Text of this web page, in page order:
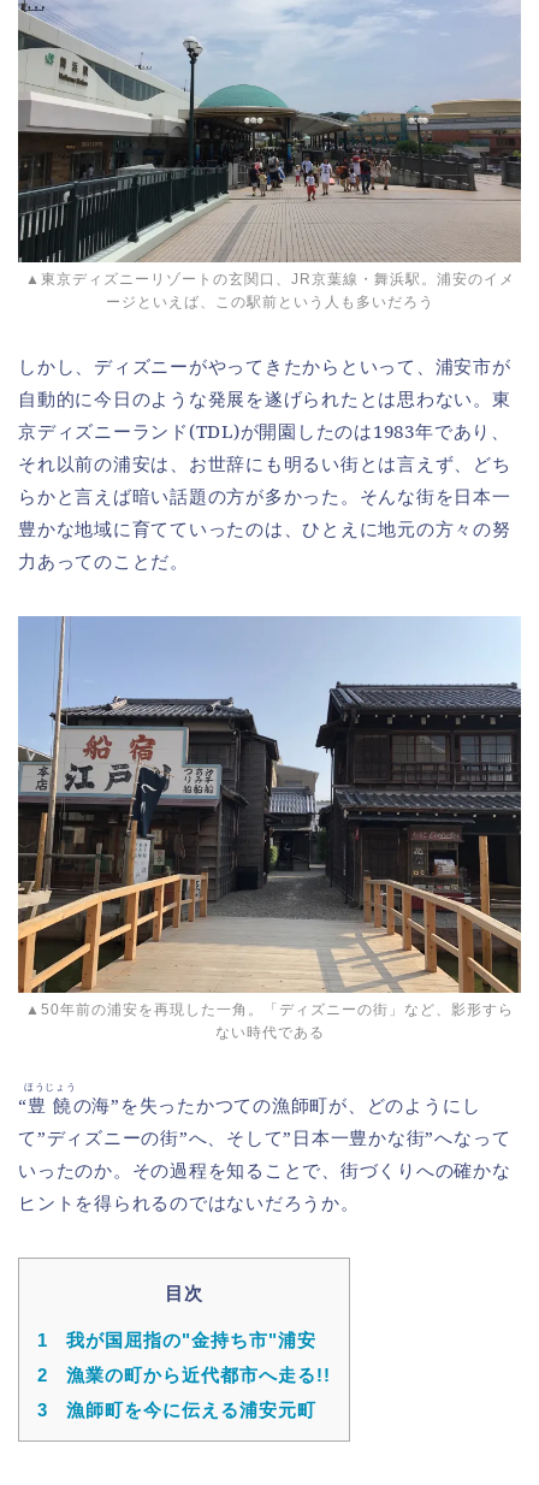
▲東京ディズニーリゾートの玄関口、JR京葉線・舞浜駅。浦安のイメ
ージといえば、この駅前という人も多いだろう
しかし、ディズニーがやってきたからといって、浦安市が
自動的に今日のような発展を遂げられたとは思わない。東
京ディズニーランド(TDL)が開園したのは1983年であり、
それ以前の浦安は、お世辞にも明るい街とは言えず、どち
らかと言えば暗い話題の方が多かった。そんな街を日本一
豊かな地域に育てていったのは、ひとえに地元の方々の努
力あってのことだ。
▲50年前の浦安を再現した一角。「ディズニーの街」など、影形すら
ない時代である
“豊饒
ほうじょう
の海”を失ったかつての漁師町が、どのようにし
て”ディズニーの街”へ、そして”日本一豊かな街”へなって
いったのか。その過程を知ることで、街づくりへの確かな
ヒントを得られるのではないだろうか。
目次
1
我が国屈指の"金持ち市"浦安
2
漁業の町から近代都市へ走る!!
3
漁師町を今に伝える浦安元町